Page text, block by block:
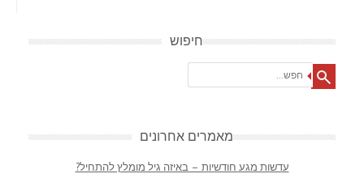
חיפוש
מאמרים אחרונים
עדשות מגע חודשיות – באיזה גיל מומלץ להתחיל?